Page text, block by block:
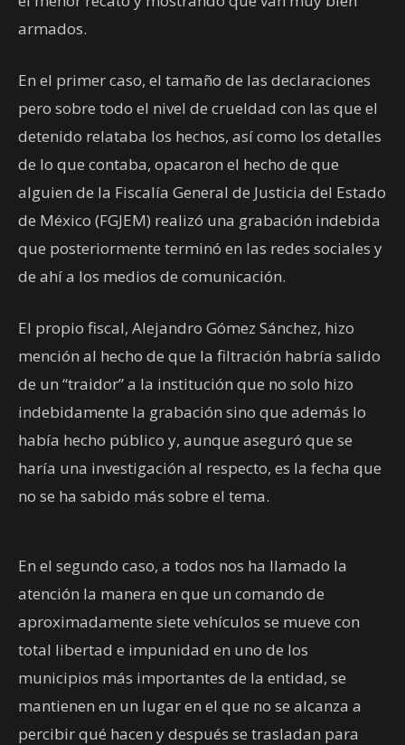
armados.
En el primer caso, el tamaño de las declaraciones
pero sobre todo el nivel de crueldad con las que el
detenido relataba los hechos, así como los detalles
de lo que contaba, opacaron el hecho de que
alguien de la Fiscalía General de Justicia del Estado
de México (FGJEM) realizó una grabación indebida
que posteriormente terminó en las redes sociales y
de ahí a los medios de comunicación.
El propio fiscal, Alejandro Gómez Sánchez, hizo
mención al hecho de que la filtración habría salido
de un “traidor” a la institución que no solo hizo
indebidamente la grabación sino que además lo
había hecho público y, aunque aseguró que se
haría una investigación al respecto, es la fecha que
no se ha sabido más sobre el tema.
En el segundo caso, a todos nos ha llamado la
atención la manera en que un comando de
aproximadamente siete vehículos se mueve con
total libertad e impunidad en uno de los
municipios más importantes de la entidad, se
mantienen en un lugar en el que no se alcanza a
percibir qué hacen y después se trasladan para